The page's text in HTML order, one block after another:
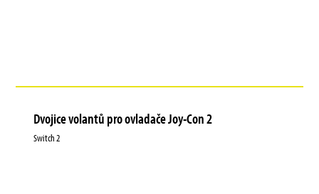
Dvojice volantů pro ovladače Joy-Con 2
Switch 2